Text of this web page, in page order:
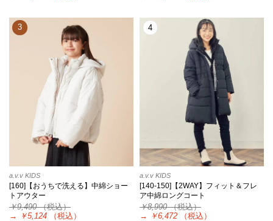
3
a.v.v KIDS
[160]【おうちで洗える】中綿ショー
トアウター
￥9,490（税込）
→
￥5,124 （税込）
4
a.v.v KIDS
[140-150]【2WAY】フィット＆フレ
ア中綿ロングコート
￥8,990（税込）
→
￥6,472 （税込）